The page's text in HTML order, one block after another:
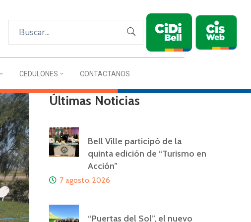
CEDULONES CONTACTANOS
Últimas Noticias
Bell Ville participó de la
quinta edición de “Turismo en
Acción”
7 agosto, 2026
“Puertas del Sol”, el nuevo